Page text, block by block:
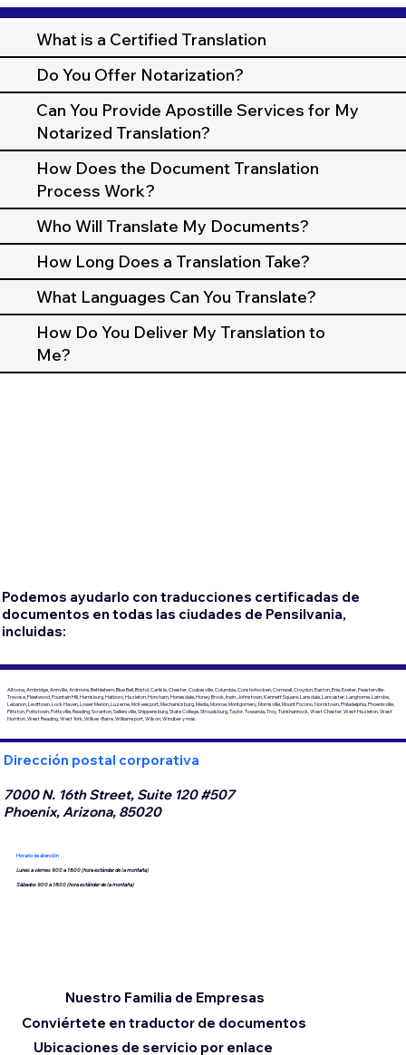
What is a Certified Translation
Do You Offer Notarization?
Can You Provide Apostille Services for My
Notarized Translation?
How Does the Document Translation
Process Work?
Who Will Translate My Documents?
How Long Does a Translation Take?
What Languages Can You Translate?
How Do You Deliver My Translation to
Me?
Podemos ayudarlo con traducciones certificadas de
documentos en todas las ciudades de Pensilvania,
incluidas:
Altoona, Ambridge, Annville, Ardmore, Bethlehem, Blue Bell, Bristol, Carlisle, Chester, Coatesville, Columbia, Conshohocken, Cornwall, Croydon, Easton, Erie, Exeter, Feasterville-
Trevose, Fleetwood, Fountain Hill, Harrisburg, Hatboro, Hazleton, Horsham, Honesdale, Honey Brook, Irwin, Johnstown, Kennett Square, Lansdale, Lancaster, Langhorne, Latrobe,
Lebanon, Levittown, Lock Haven, Lower Merion, Luzerne, McKeesport, Mechanicsburg, Media, Monroe, Montgomery, Morrisville, Mount Pocono, Norristown, Philadelphia, Phoenixville,
Pittston, Pottstown, Pottsville, Reading, Scranton, Sellersville, Shippensburg, State College, Stroudsburg, Taylor, Towanda, Troy, Tunkhannock, West Chester, West Hazleton, West
Norriton, West Reading, West York, Wilkes-Barre, Williamsport, Wilson, Windber y más.
Dirección postal corporativa
7000 N. 16th Street, Suite 120 #507
Phoenix, Arizona, 85020
Horario de atención
Lunes a viernes 9:00 a 18:00 (hora estándar de la montaña)
Sábados 9:00 a 18:00 (hora estándar de la montaña)
Conviértete en traductor de documentos
Ubicaciones de servicio por enlace
Nuestro Familia de Empresas